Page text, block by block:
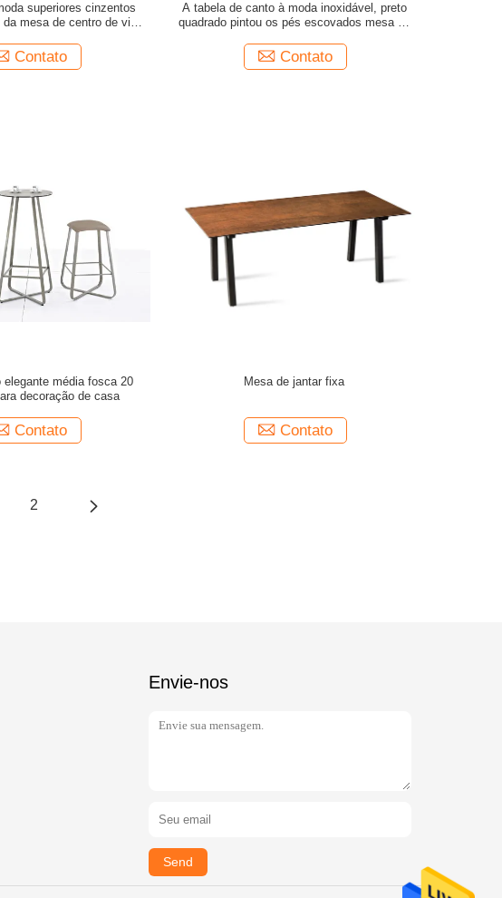
superiores cinzentos
mesa de centro de vidro
Contato
A tabela de canto à moda inoxidável, preto
quadrado pintou os pés escovados mesa de
Contato
elegante média fosca 20
decoração de casa
Contato
Mesa de jantar fixa
Contato
2
Envie-nos
Send